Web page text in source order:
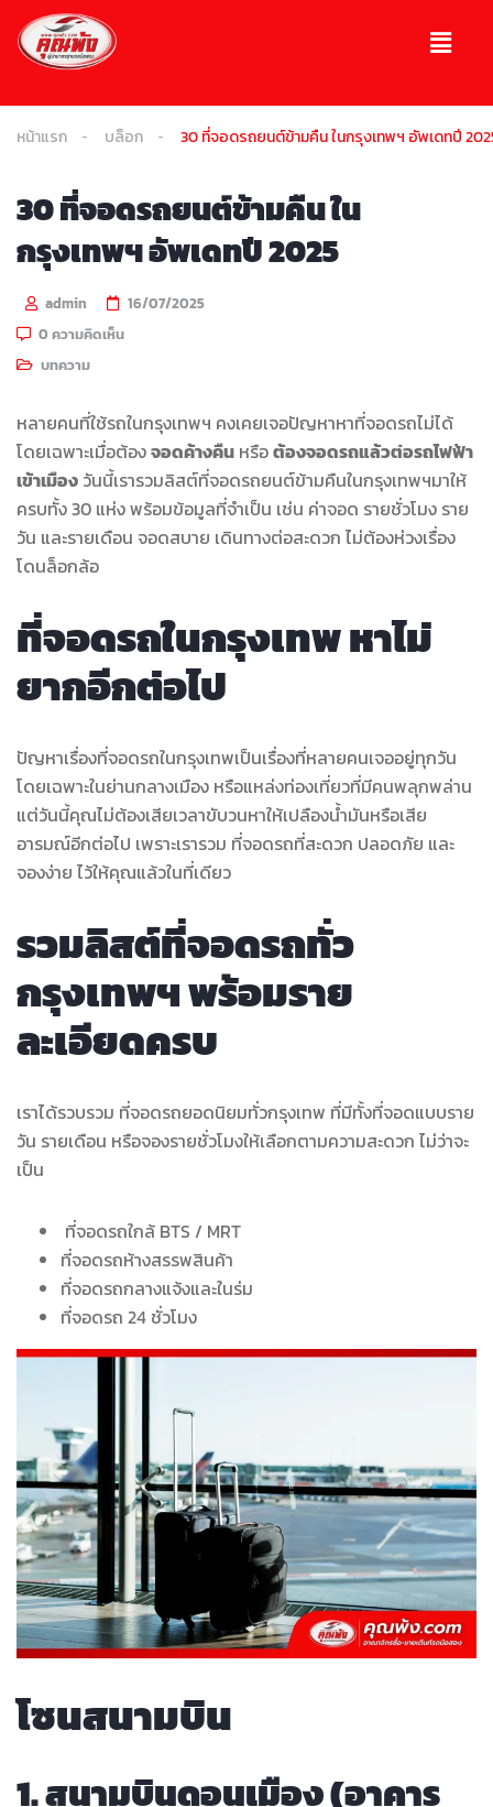
หน้าแรก บล็อก 30 ที่จอดรถยนต์ข้ามคืน ในกรุงเทพฯ อัพเดทปี
30 ที่จอดรถยนต์ข้ามคืน ใน
กรุงเทพฯ อัพเดทปี 2025
admin
16/07/2025
0 ความคิดเห็น
บทความ
หลายคนที่ใช้รถในกรุงเทพฯ คงเคยเจอปัญหาหาที่จอดรถไม่ได้
โดยเฉพาะเมื่อต้องจอดค้างคืน หรือต้องจอดรถแล้วต่อรถไฟฟ้า
เข้าเมือง วันนี้เรารวมลิสต์ที่จอดรถยนต์ข้ามคืนในกรุงเทพฯมาให้
ครบทั้ง 30 แห่ง พร้อมข้อมูลที่จำเป็น เช่น ค่าจอด รายชั่วโมง ราย
วัน และรายเดือน จอดสบาย เดินทางต่อสะดวก ไม่ต้องห่วงเรื่อง
โดนล็อกล้อ
ที่จอดรถในกรุงเทพ หาไม่
ยากอีกต่อไป
ปัญหาเรื่องที่จอดรถในกรุงเทพเป็นเรื่องที่หลายคนเจออยู่ทุกวัน
โดยเฉพาะในย่านกลางเมือง หรือแหล่งท่องเที่ยวที่มีคนพลุกพล่าน
แต่วันนี้คุณไม่ต้องเสียเวลาขับวนหาให้เปลืองน้ำมันหรือเสีย
อารมณ์อีกต่อไป เพราะเรารวม ที่จอดรถที่สะดวก ปลอดภัย และ
จองง่าย ไว้ให้คุณแล้วในที่เดียว
รวมลิสต์ที่จอดรถทั่ว
กรุงเทพฯ พร้อมราย
ละเอียดครบ
เราได้รวบรวม ที่จอดรถยอดนิยมทั่วกรุงเทพ ที่มีทั้งที่จอดแบบราย
วัน รายเดือน หรือจองรายชั่วโมงให้เลือกตามความสะดวก ไม่ว่าจะ
เป็น
ที่จอดรถใกล้ BTS / MRT
ที่จอดรถห้างสรรพสินค้า
ที่จอดรถกลางแจ้งและในร่ม
ที่จอดรถ 24 ชั่วโมง
โซนสนามบิน
1. สนามบินดอนเมือง (อาคาร